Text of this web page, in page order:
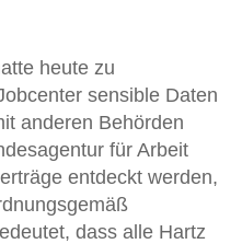
heute zu
sensible Daten
anderen Behörden
für Arbeit
entdeckt werden,
dass alle Hartz